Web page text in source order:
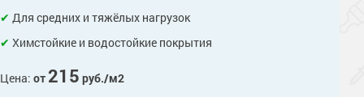
Для средних и тяжёлых нагрузок
Химстойкие и водостойкие покрытия
Цена: от215 руб./м2